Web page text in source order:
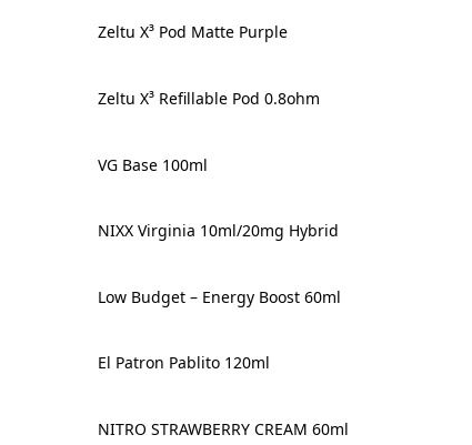
Zeltu X³ Pod Matte Purple
Zeltu X³ Refillable Pod 0.8ohm
VG Base 100ml
NIXX Virginia 10ml/20mg Hybrid
Low Budget – Energy Boost 60ml
El Patron Pablito 120ml
NITRO STRAWBERRY CREAM 60ml